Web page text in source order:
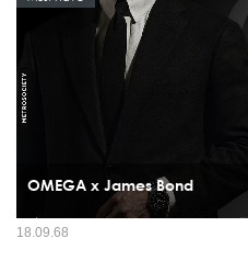
OMEGA x James Bond
เมื่อพูดถึงเจมส์ บอนด์ เรามักนึกถึงชุดสูท
18.09.68